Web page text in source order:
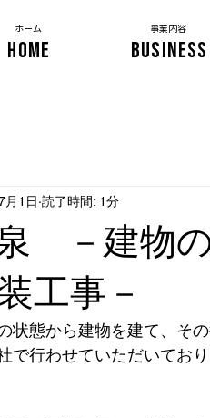
HOME BUSINESS
​ホーム 事業内容
－建物
工事－
月1日 読了時間: 1分
状態から建物を建て、そ
で行わせていただいており